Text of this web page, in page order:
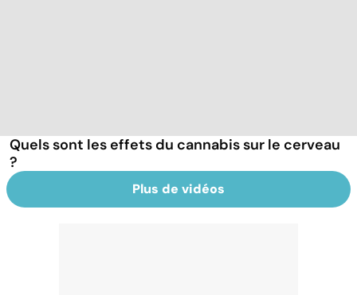
Quels sont les effets du cannabis sur le cerveau
?
Plus de vidéos